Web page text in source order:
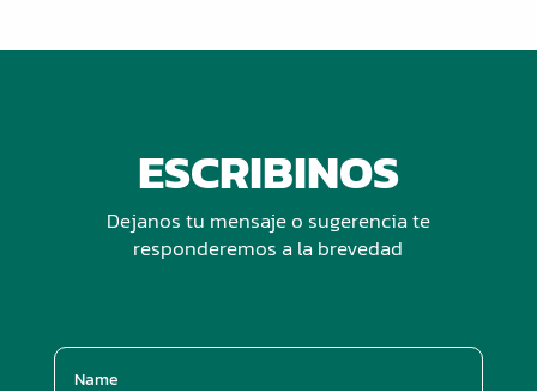
ESCRIBINOS
Dejanos tu mensaje o sugerencia te
responderemos a la brevedad